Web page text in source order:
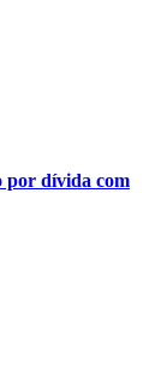
por dívida com